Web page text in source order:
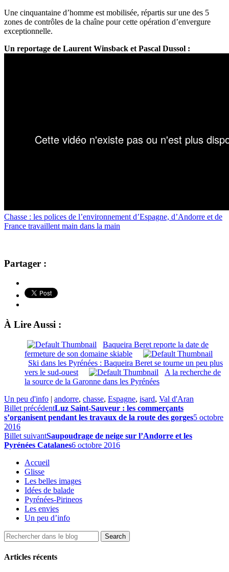
Une cinquantaine d’homme est mobilisée, répartis sur une des 5
zones de contrôles de la chaîne pour cette opération d’envergure
exceptionnelle.
Un reportage de Laurent Winsback et Pascal Dussol :
Chasse : les polices de l’environnement d’Espagne, d’Andorre et de
France travaillent main dans la main
Partager :
À Lire Aussi :
Baqueira Beret reporte la date de
fermeture de son domaine skiable
Ski dans les Pyrénées : Baqueira Beret se tourne un peu plus
vers le sud-ouest
A la recherche de
la source de la Garonne dans les Pyrénées
Un peu d'info | andorre, chasse, Espagne, isard, Val d'Aran
Billet précédentLuz Saint-Sauveur : les commerçants
s’organisent pendant les travaux de la route des gorges5 octobre
2016
Billet suivantSaupoudrage de neige sur l’Andorre et les
Pyrénées Catalanes6 octobre 2016
Accueil
Glisse
Les belles images
Idées de balade
Pyrénées-Pirineos
Les envies
Un peu d’info
Articles récents